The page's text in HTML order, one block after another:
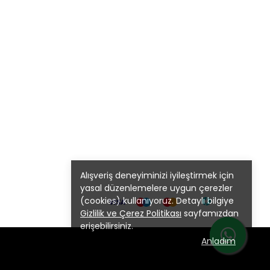
Alışveriş deneyiminizi iyileştirmek için
yasal düzenlemelere uygun çerezler
(cookies) kullanıyoruz. Detaylı bilgiye
Gizlilik ve Çerez Politikası sayfamızdan
erişebilirsiniz.
Anladım